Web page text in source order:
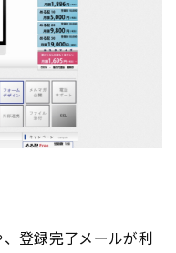
、登録完了メールが利